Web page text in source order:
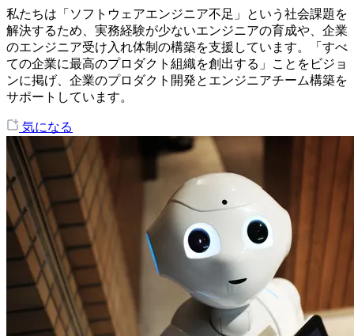
私たちは「ソフトウェアエンジニア不足」という社会課題を
解決するため、実務経験が少ないエンジニアの育成や、企業
のエンジニア受け入れ体制の構築を支援しています。「すべ
ての企業に最高のプロダクト組織を創出する」ことをビジョ
ンに掲げ、企業のプロダクト開発とエンジニアチーム構築を
サポートしています。
気になる